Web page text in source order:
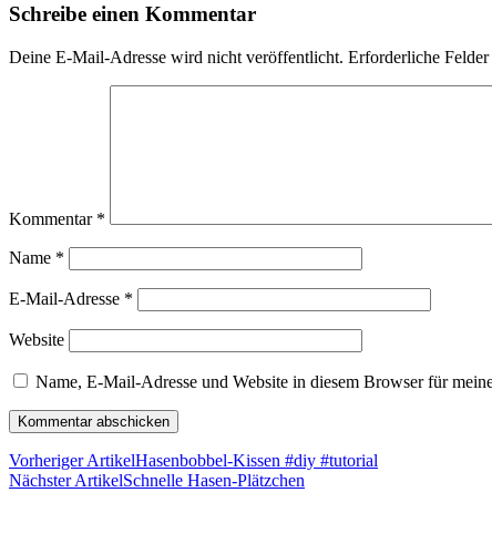
Schreibe einen Kommentar
Deine E-Mail-Adresse wird nicht veröffentlicht. Erforderliche
Kommentar *
Name *
E-Mail-Adresse *
Website
Name, E-Mail-Adresse und Website in diesem Browser für
Vorheriger ArtikelHasenbobbel-Kissen #diy #tutorial
Nächster ArtikelSchnelle Hasen-Plätzchen